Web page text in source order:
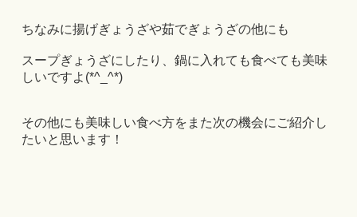
ちなみに揚げぎょうざや茹でぎょうざの他にも
スープぎょうざにしたり、鍋に入れても食べても美味
しいですよ(*^_^*)
その他にも美味しい食べ方をまた次の機会にご紹介し
たいと思います！